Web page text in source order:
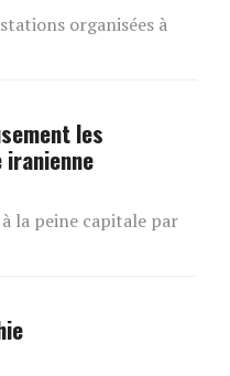
organisées à
les
la peine capitale par